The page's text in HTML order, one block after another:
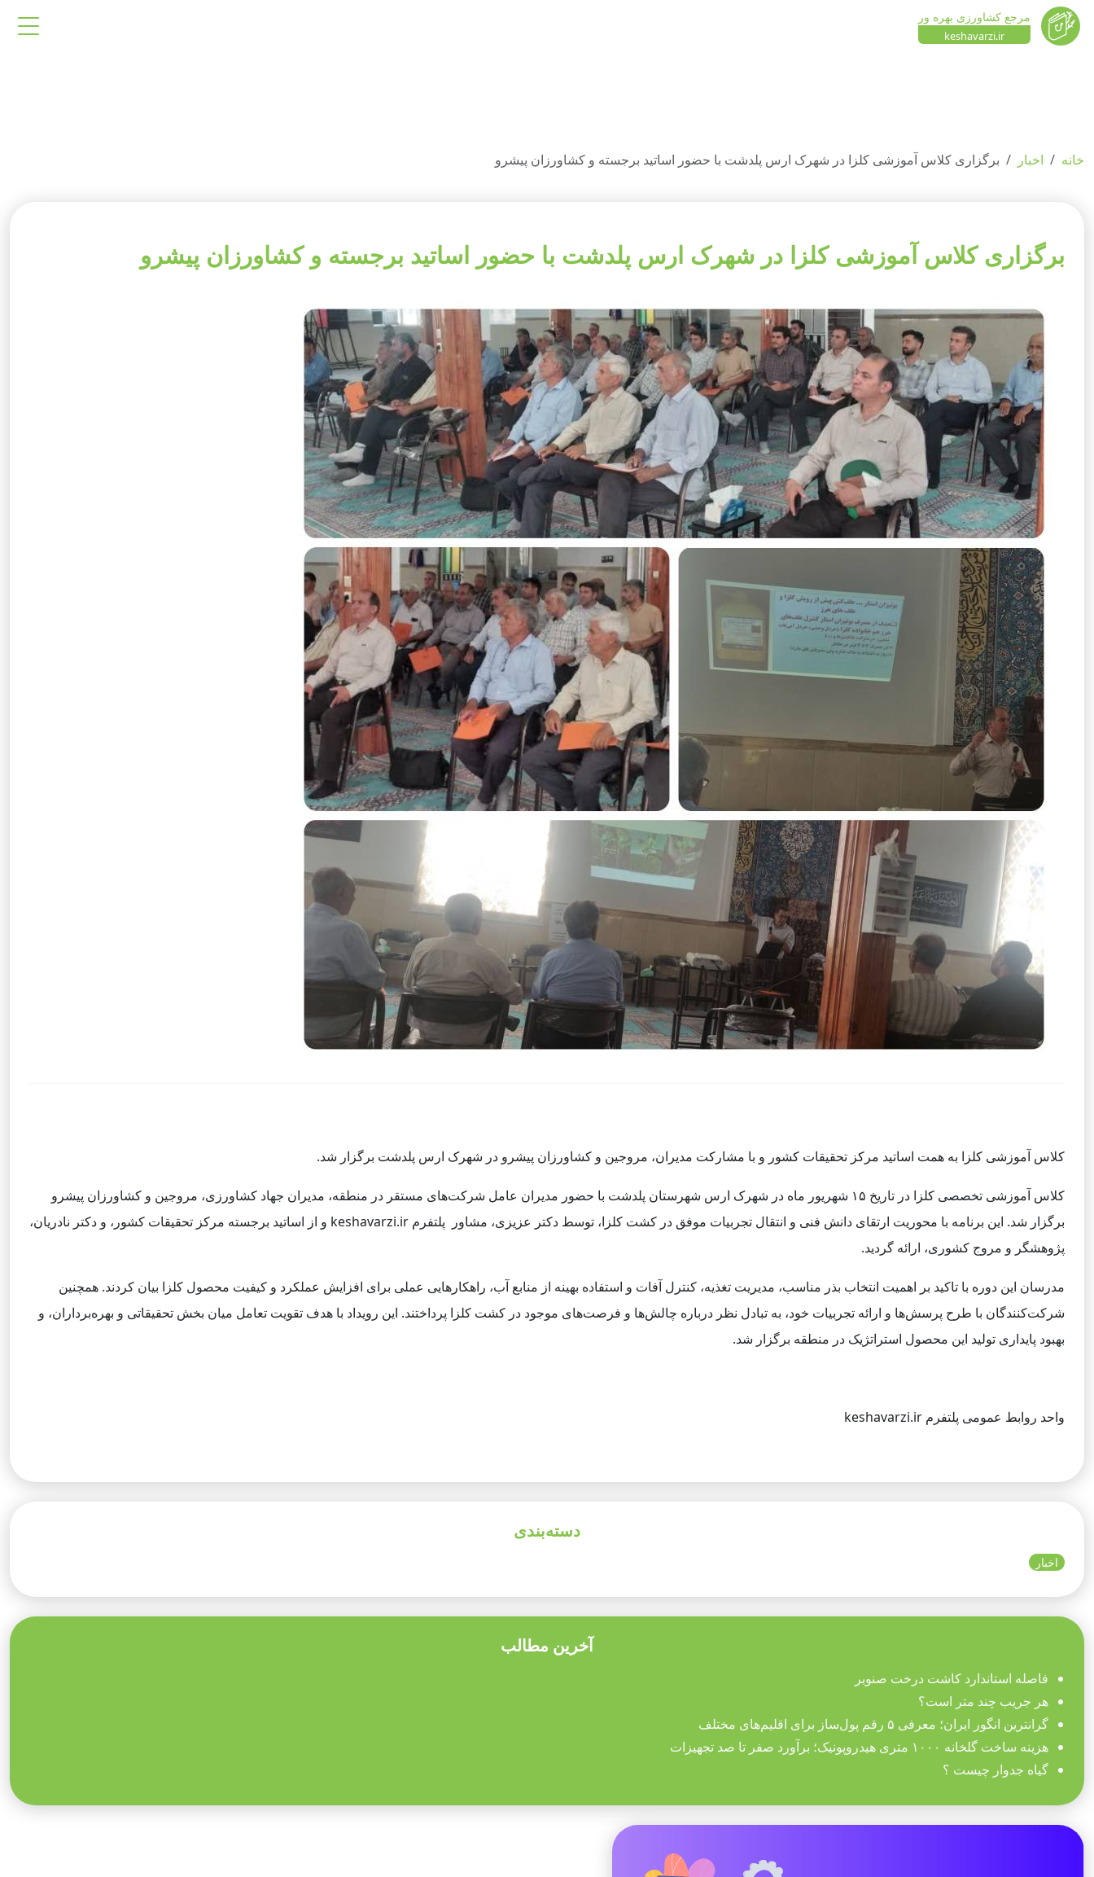
مرجع کشاورزی بهره ور
keshavarzi.ir
خانه اخبار برگزاری کلاس آموزشی کلزا در شهرک ارس پلدشت با حضور اساتید برجسته و کشاورزان پیشرو
برگزاری کلاس آموزشی کلزا در شهرک ارس پلدشت با حضور اساتید برجسته و کشاورزان پیشرو
کلاس آموزشی کلزا به همت اساتید مرکز تحقیقات کشور و با مشارکت مدیران، مروجین و کشاورزان پیشرو در شهرک ارس پلدشت برگزار شد.
کلاس آموزشی تخصصی کلزا در تاریخ ۱۵ شهریور ماه در شهرک ارس شهرستان پلدشت با حضور مدیران عامل شرکت‌های مستقر در منطقه، مدیران جهاد کشاورزی، مروجین و کشاورزان پیشرو
برگزار شد. این برنامه با محوریت ارتقای دانش فنی و انتقال تجربیات موفق در کشت کلزا، توسط دکتر عزیزی، مشاور پلتفرم keshavarzi.ir و از اساتید برجسته مرکز تحقیقات کشور، و دکتر نادریان،
پژوهشگر و مروج کشوری، ارائه گردید.
مدرسان این دوره با تاکید بر اهمیت انتخاب بذر مناسب، مدیریت تغذیه، کنترل آفات و استفاده بهینه از منابع آب، راهکارهایی عملی برای افزایش عملکرد و کیفیت محصول کلزا بیان کردند. همچنین
شرکت‌کنندگان با طرح پرسش‌ها و ارائه تجربیات خود، به تبادل نظر درباره چالش‌ها و فرصت‌های موجود در کشت کلزا پرداختند. این رویداد با هدف تقویت تعامل میان بخش تحقیقاتی و بهره‌برداران، و
بهبود پایداری تولید این محصول استراتژیک در منطقه برگزار شد.
واحد روابط عمومی پلتفرم keshavarzi.ir
دسته‌بندی
اخبار
آخرین مطالب
فاصله استاندارد کاشت درخت صنوبر
هر جریب چند متر است؟
گرانترین انگور ایران؛ معرفی ۵ رقم پول‌ساز برای اقلیم‌های مختلف
هزینه ساخت گلخانه ۱۰۰۰ متری هیدروپونیک؛ برآورد صفر تا صد تجهیزات
گیاه جدوار چیست ؟